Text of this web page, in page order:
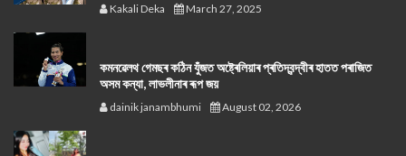
Kakali Deka March 27, 2025
কমনৱেলথ গেমছৰ কঠিন যুঁজত অষ্ট্ৰেলিয়াৰ প্ৰতিদ্বন্দ্বীৰ হাতত পৰাজিত
অসম কন্যা, লাভলীনাৰ ৰূপ জয়
dainik janambhumi August 02, 2026